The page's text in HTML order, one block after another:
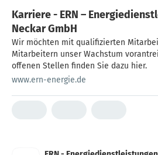
Karriere - ERN –
Neckar GmbH
Wir möchten mit qualifizierten
Mitarbeitern unser Wachstum
offenen Stellen finden Sie dazu hier.
www.ern-energie.de